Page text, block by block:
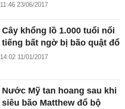
11:46 23/06/2017
Cây khổng lồ 1.000 tuổi nổi
tiếng bất ngờ bị bão quật đổ
14:02 11/01/2017
Nước Mỹ tan hoang sau khi
siêu bão Matthew đổ bộ